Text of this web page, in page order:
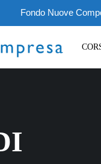
Fondo Nuove